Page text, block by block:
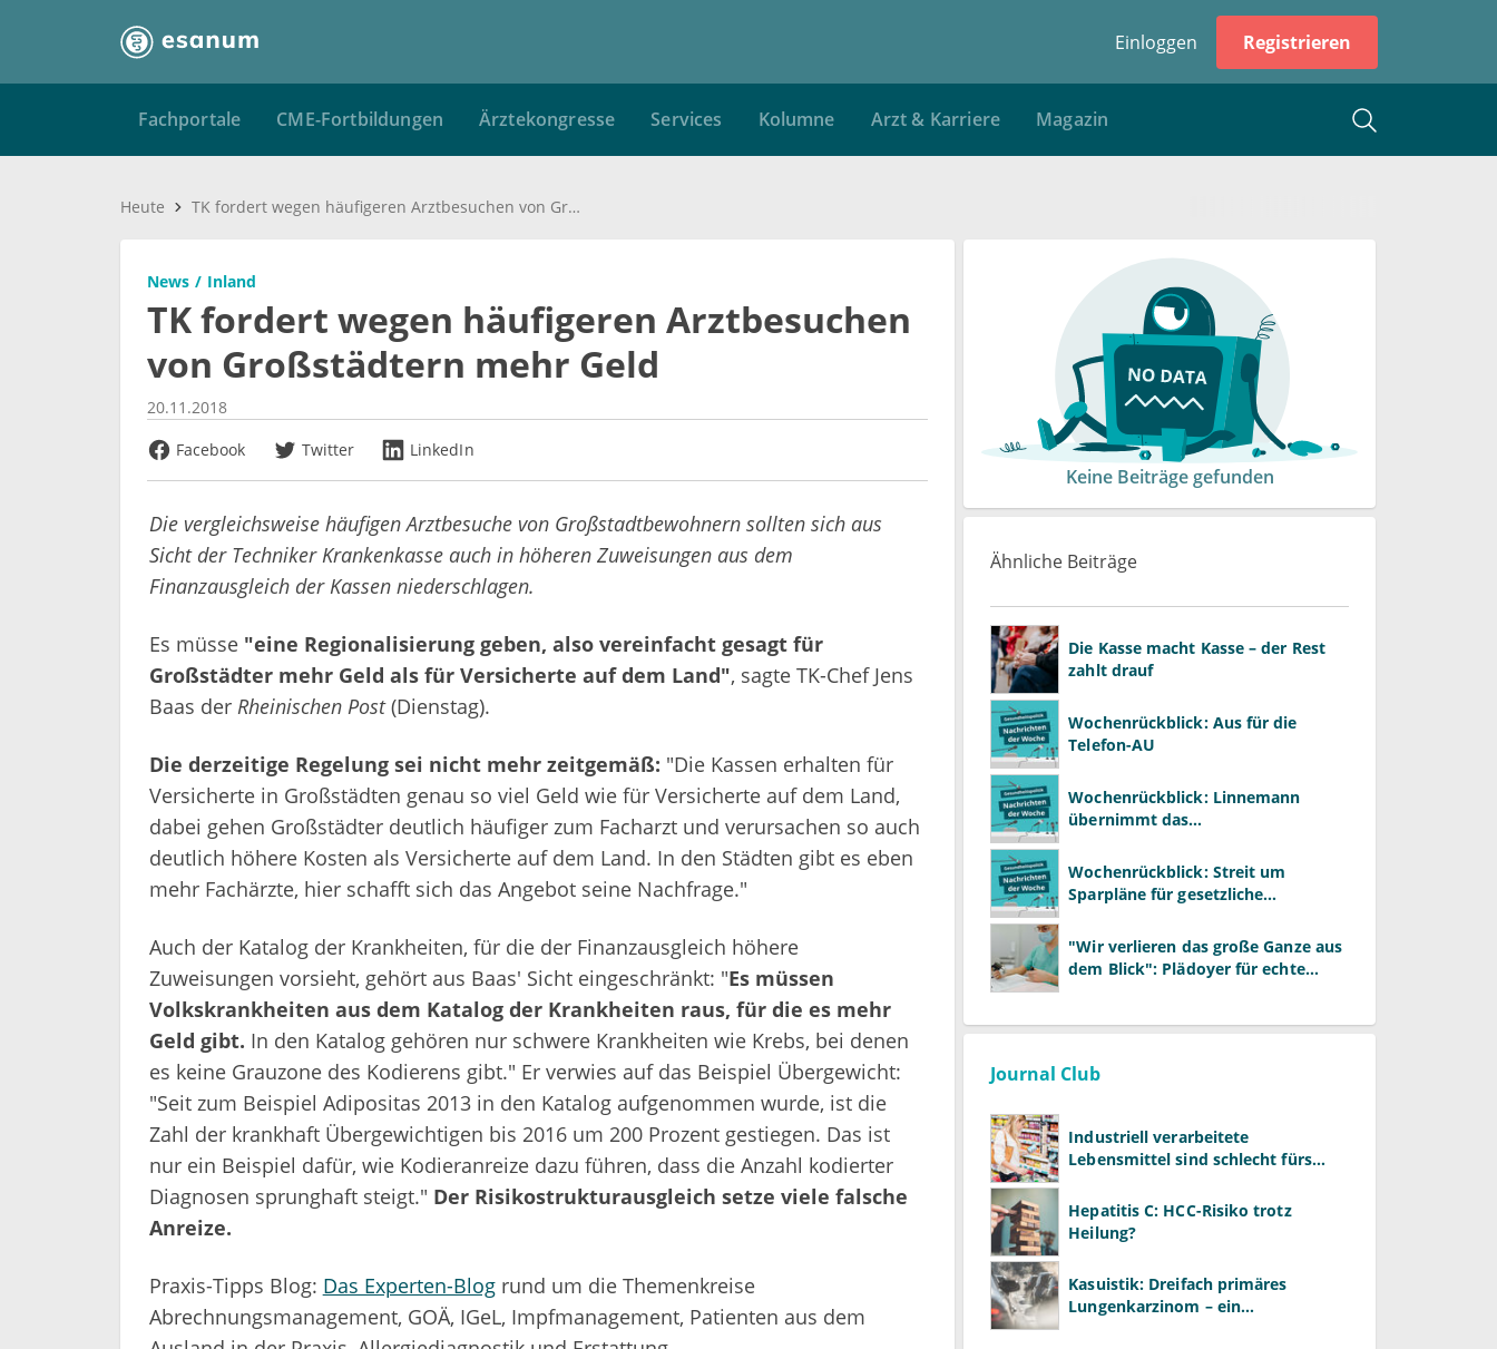
Einloggen Registrieren
Fachportale CME-Fortbildungen Ärztekongresse Services Kolumne Arzt & Karriere Magazin
Heute TK fordert wegen häufigeren Arztbesuchen von Großstädtern mehr Geld
News Inland
TK fordert wegen häufigeren Arztbesuchen
von Großstädtern mehr Geld
20.11.2018
Facebook
Twitter LinkedIn
Die vergleichsweise häufigen Arztbesuche von Großstadtbewohnern sollten sich aus
Sicht der Techniker Krankenkasse auch in höheren Zuweisungen aus dem
Finanzausgleich der Kassen niederschlagen.
Es müsse "eine Regionalisierung geben, also vereinfacht gesagt für
Großstädter mehr Geld als für Versicherte auf dem Land", sagte TK-Chef Jens
Baas der Rheinischen Post(Dienstag).
Die derzeitige Regelung sei nicht mehr zeitgemäß: "Die Kassen erhalten für
Versicherte in Großstädten genau so viel Geld wie für Versicherte auf dem Land,
dabei gehen Großstädter deutlich häufiger zum Facharzt und verursachen so auch
deutlich höhere Kosten als Versicherte auf dem Land. In den Städten gibt es eben
mehr Fachärzte, hier schafft sich das Angebot seine Nachfrage."
Auch der Katalog der Krankheiten, für die der Finanzausgleich höhere
Zuweisungen vorsieht, gehört aus Baas' Sicht eingeschränkt: "Es müssen
Volkskrankheiten aus dem Katalog der Krankheiten raus, für die es mehr
Geld gibt. In den Katalog gehören nur schwere Krankheiten wie Krebs, bei denen
es keine Grauzone des Kodierens gibt." Er verwies auf das Beispiel Übergewicht:
"Seit zum Beispiel Adipositas 2013 in den Katalog aufgenommen wurde, ist die
Zahl der krankhaft Übergewichtigen bis 2016 um 200 Prozent gestiegen. Das ist
nur ein Beispiel dafür, wie Kodieranreize dazu führen, dass die Anzahl kodierter
Diagnosen sprunghaft steigt." Der Risikostrukturausgleich setze viele falsche
Anreize.
Praxis-Tipps Blog: Das Experten-Blogrund um die Themenkreise
Abrechnungsmanagement, GOÄ, IGeL, Impfmanagement, Patienten aus dem
Keine Beiträge gefunden
Ähnliche Beiträge
Die Kasse macht Kasse – der Rest
zahlt drauf
Wochenrückblick: Aus für die
Telefon-AU
Wochenrückblick: Linnemann
übernimmt das
Warken
Wochenrückblick: Streit um
Sparpläne für gesetzliche
"Wir verlieren das große Ganze aus
dem Blick": Plädoyer für echte
Journal Club
Industriell verarbeitete
Lebensmittel sind schlecht fürs
Hepatitis C: HCC-Risiko trotz
Heilung?
Kasuistik: Dreifach primäres
Lungenkarzinom – ein